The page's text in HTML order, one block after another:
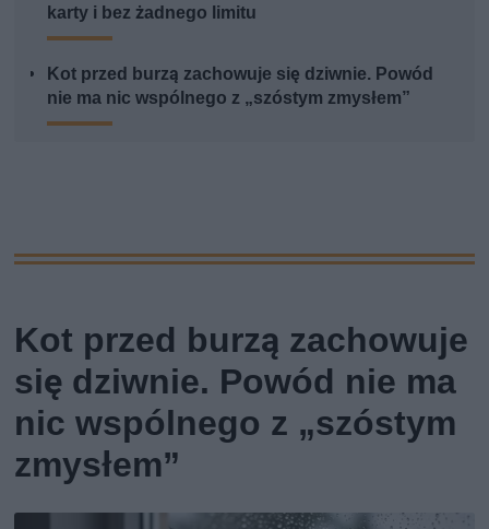
karty i bez żadnego limitu
Kot przed burzą zachowuje się dziwnie. Powód
nie ma nic wspólnego z „szóstym zmysłem”
Kot przed burzą zachowuje
się dziwnie. Powód nie ma
nic wspólnego z „szóstym
zmysłem”